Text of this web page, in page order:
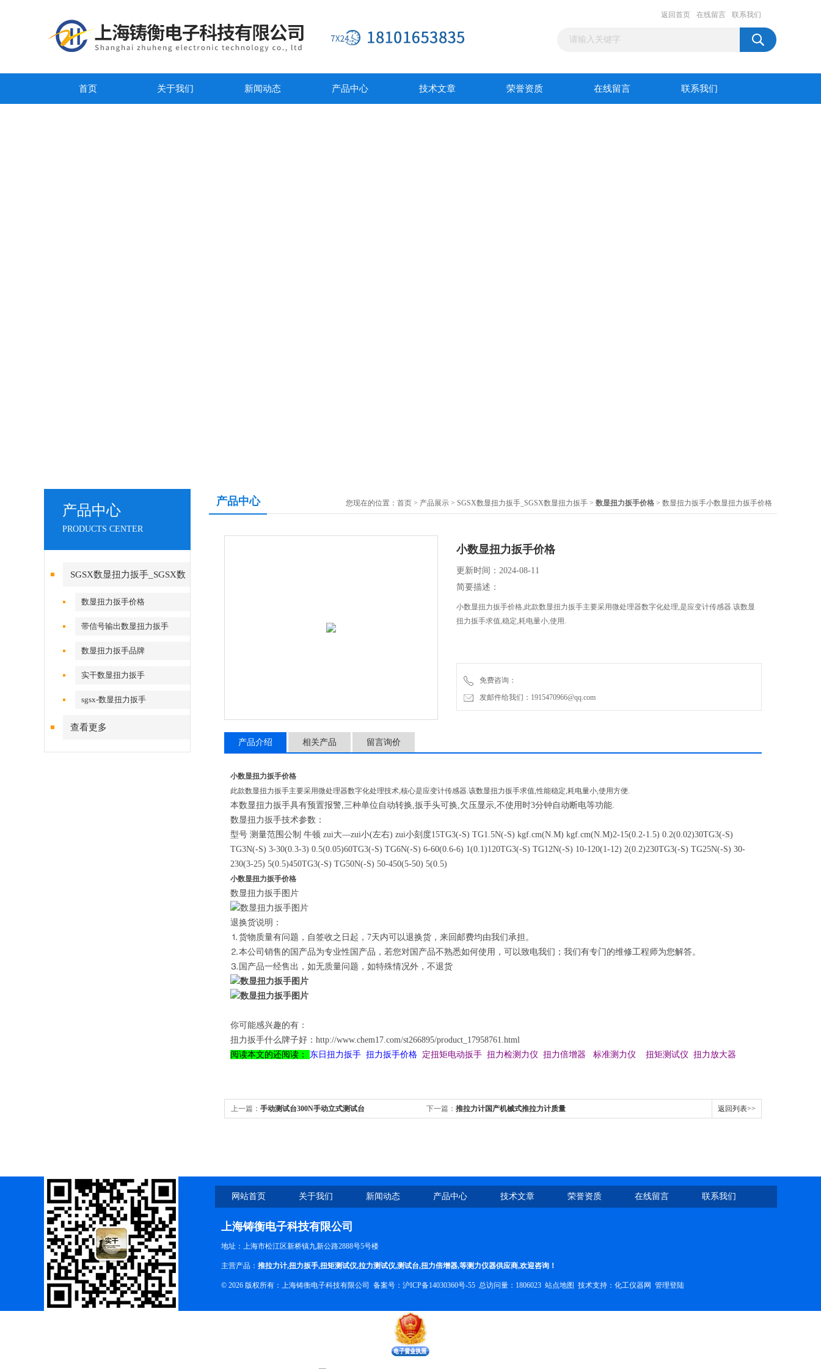
返回首页 在线留言 联系我们
首页 关于我们 新闻动态 产品中心 技术文章 荣誉资质 在线留言 联系我们
产品中心
PRODUCTS CENTER
SGSX数显扭力扳手_SGSX数
显扭力扳手
数显扭力扳手价格
带信号输出数显扭力扳手
数显扭力扳手品牌
实干数显扭力扳手
sgsx-数显扭力扳手
查看更多
产品中心 您现在的位置： 首页 > 产品展示 > SGSX数显扭力扳手_SGSX数显扭力扳手 > 数显扭力扳手价格 > 数显扭力扳手小数显扭力扳手价格
小数显扭力扳手价格
更新时间：2024-08-11
简要描述：
小数显扭力扳手价格,此款数显扭力扳手主要采用微处理器数字化处理,是应变计传感器.该数显
扭力扳手求值,稳定,耗电量小,使用.
免费咨询：
发邮件给我们：1915470966@qq.com
产品介绍 相关产品 留言询价
小数显扭力扳手价格
此款数显扭力扳手主要采用微处理器数字化处理技术,核心是应变计传感器.该数显扭力扳手求值,性能稳定,耗电量小,使用方便.
本数显扭力扳手具有预置报警,三种单位自动转换,扳手头可换,欠压显示,不使用时3分钟自动断电等功能.
数显扭力扳手技术参数：
型号 测量范围公制 牛顿 zui大—zui小(左右) zui小刻度15TG3(-S) TG1.5N(-S) kgf.cm(N.M) kgf.cm(N.M)2-15(0.2-1.5) 0.2(0.02)30TG3(-S)
TG3N(-S) 3-30(0.3-3) 0.5(0.05)60TG3(-S) TG6N(-S) 6-60(0.6-6) 1(0.1)120TG3(-S) TG12N(-S) 10-120(1-12) 2(0.2)230TG3(-S) TG25N(-S) 30-
230(3-25) 5(0.5)450TG3(-S) TG50N(-S) 50-450(5-50) 5(0.5)
小数显扭力扳手价格
数显扭力扳手图片
退换货说明：
⒈货物质量有问题，自签收之日起，7天内可以退换货，来回邮费均由我们承担。
⒉本公司销售的国产品为专业性国产品，若您对国产品不熟悉如何使用，可以致电我们；我们有专门的维修工程师为您解答。
⒊国产品一经售出，如无质量问题，如特殊情况外，不退货
你可能感兴趣的有：
扭力扳手什么牌子好：http://www.chem17.com/st266895/product_17958761.html
阅读本文的还阅读： 东日扭力扳手 扭力扳手价格 定扭矩电动扳手 扭力检测力仪 扭力倍增器 标准测力仪 扭矩测试仪 扭力放大器
上一篇： 手动测试台300N手动立式测试台 下一篇： 推拉力计国产机械式推拉力计质量 返回列表>>
网站首页 关于我们 新闻动态 产品中心 技术文章 荣誉资质 在线留言 联系我们
上海铸衡电子科技有限公司
地址：上海市松江区新桥镇九新公路2888号5号楼
主营产品： 推拉力计,扭力扳手,扭矩测试仪,拉力测试仪,测试台,扭力倍增器,等测力仪器供应商,欢迎咨询！
© 2026 版权所有：上海铸衡电子科技有限公司 备案号： 沪ICP备14030360号-55 总访问量：1806023 站点地图 技术支持： 化工仪器网 管理登陆